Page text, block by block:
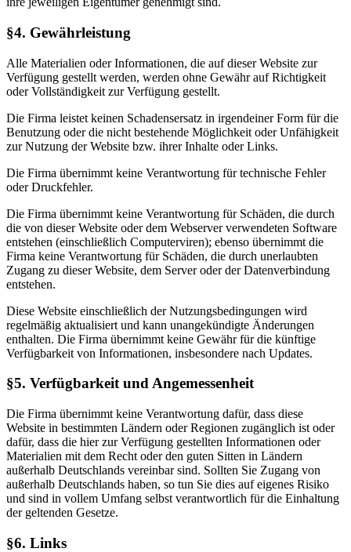
§4. Gewährleistung
Alle Materialien oder Informationen, die auf dieser Website zur
Verfügung gestellt werden, werden ohne Gewähr auf Richtigkeit
oder Vollständigkeit zur Verfügung gestellt.
Die Firma leistet keinen Schadensersatz in irgendeiner Form für die
Benutzung oder die nicht bestehende Möglichkeit oder Unfähigkeit
zur Nutzung der Website bzw. ihrer Inhalte oder Links.
Die Firma übernimmt keine Verantwortung für technische Fehler
oder Druckfehler.
Die Firma übernimmt keine Verantwortung für Schäden, die durch
die von dieser Website oder dem Webserver verwendeten Software
entstehen (einschließlich Computerviren); ebenso übernimmt die
Firma keine Verantwortung für Schäden, die durch unerlaubten
Zugang zu dieser Website, dem Server oder der Datenverbindung
entstehen.
Diese Website einschließlich der Nutzungsbedingungen wird
regelmäßig aktualisiert und kann unangekündigte Änderungen
enthalten. Die Firma übernimmt keine Gewähr für die künftige
Verfügbarkeit von Informationen, insbesondere nach Updates.
§5. Verfügbarkeit und Angemessenheit
Die Firma übernimmt keine Verantwortung dafür, dass diese
Website in bestimmten Ländern oder Regionen zugänglich ist oder
dafür, dass die hier zur Verfügung gestellten Informationen oder
Materialien mit dem Recht oder den guten Sitten in Ländern
außerhalb Deutschlands vereinbar sind. Sollten Sie Zugang von
außerhalb Deutschlands haben, so tun Sie dies auf eigenes Risiko
und sind in vollem Umfang selbst verantwortlich für die Einhaltung
der geltenden Gesetze.
§6. Links